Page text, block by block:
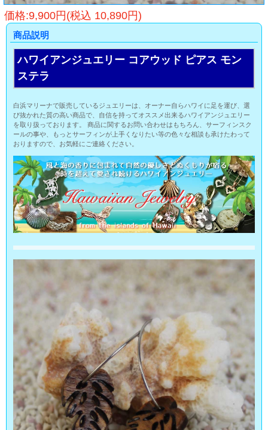
価格:9,900円(税込 10,890円)
商品説明
ハワイアンジュエリー コアウッド ピアス モン
ステラ
白浜マリーナで販売しているジュエリーは、オーナー自らハワイに足を運び、選
び抜かれた質の高い商品で、自信を持ってオススメ出来るハワイアンジュエリー
を取り扱っております。 商品に関するお問い合わせはもちろん、サーフィンスク
ールの事や、もっとサーフィンが上手くなりたい等の色々な相談も承けたわって
おりますので、お気軽にご連絡ください。